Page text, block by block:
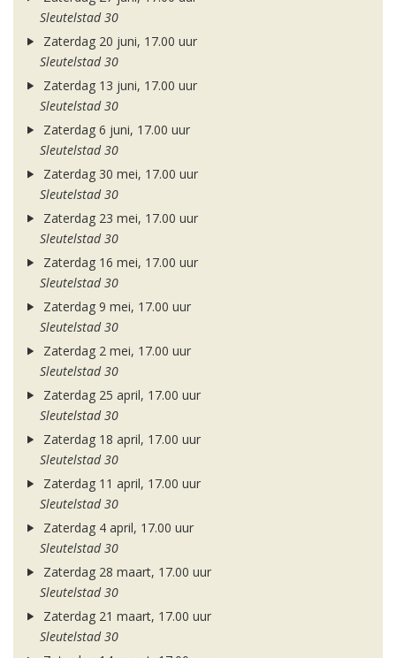
Sleutelstad 30
Zaterdag 20 juni, 17.00 uur
Sleutelstad 30
Zaterdag 13 juni, 17.00 uur
Sleutelstad 30
Zaterdag 6 juni, 17.00 uur
Sleutelstad 30
Zaterdag 30 mei, 17.00 uur
Sleutelstad 30
Zaterdag 23 mei, 17.00 uur
Sleutelstad 30
Zaterdag 16 mei, 17.00 uur
Sleutelstad 30
Zaterdag 9 mei, 17.00 uur
Sleutelstad 30
Zaterdag 2 mei, 17.00 uur
Sleutelstad 30
Zaterdag 25 april, 17.00 uur
Sleutelstad 30
Zaterdag 18 april, 17.00 uur
Sleutelstad 30
Zaterdag 11 april, 17.00 uur
Sleutelstad 30
Zaterdag 4 april, 17.00 uur
Sleutelstad 30
Zaterdag 28 maart, 17.00 uur
Sleutelstad 30
Zaterdag 21 maart, 17.00 uur
Sleutelstad 30